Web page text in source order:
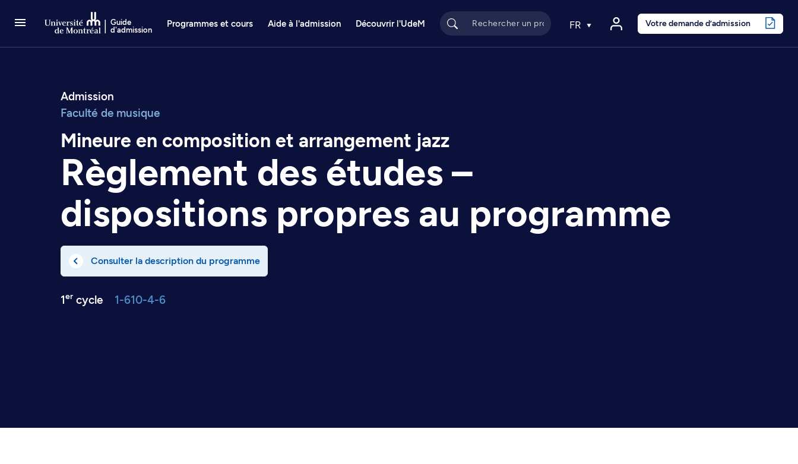
Guide
d'admission
Programmes et cours Aide à l'admission Découvrir l'UdeM FR Votre demande d’admission
Admission
Faculté de musique
Mineure en composition et arrangement jazz
Règlement des études –
dispositions propres au programme
Consulter la description du programme
1er cycle 1-610-4-6